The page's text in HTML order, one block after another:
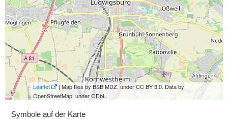
Leaflet
| Map tiles by BSB MDZ, under CC BY 3.0. Data by
OpenStreetMap, under ODbL.
Symbole auf der Karte